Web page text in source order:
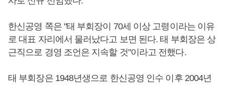
한신공영 쪽은 "태 부회장이 70세 이상 고령이라는 이유
로 대표 자리에서 물러났다고 보면 된다. 태 부회장은 상
근직으로 경영 조언은 지속할 것"이라고 전했다.
태 부회장은 1948년생으로 한신공영 인수 이후 2004년